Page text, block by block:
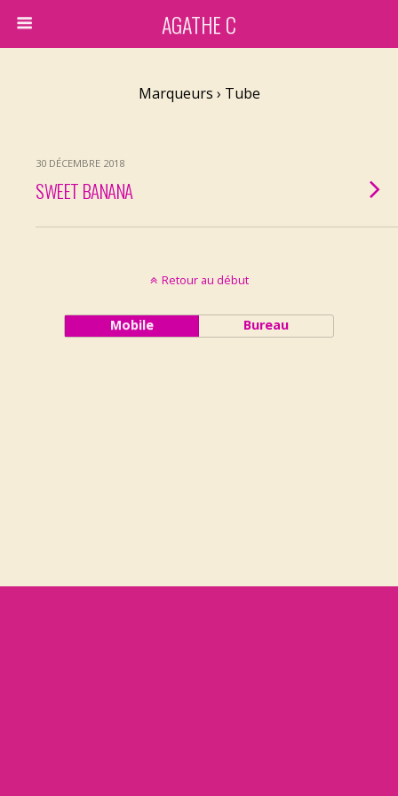
AGATHE C
Marqueurs › Tube
30 DÉCEMBRE 2018
SWEET BANANA
Retour au début
Mobile Bureau